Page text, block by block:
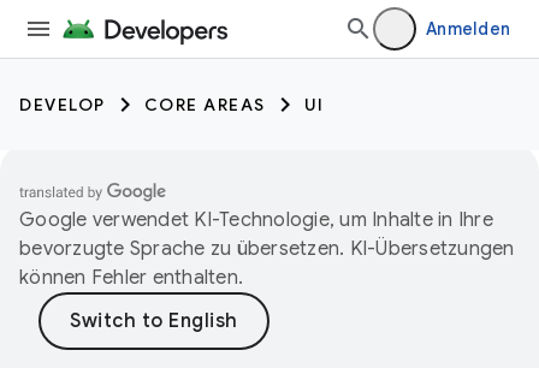
Anmelden
DEVELOP CORE AREAS UI
Google verwendet KI-Technologie, um Inhalte in Ihre
bevorzugte Sprache zu übersetzen. KI-Übersetzungen
können Fehler enthalten.